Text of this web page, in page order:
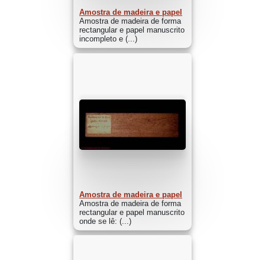
Amostra de madeira e papel
Amostra de madeira de forma
rectangular e papel manuscrito
incompleto e (...)
Amostra de madeira e papel
Amostra de madeira de forma
rectangular e papel manuscrito
onde se lê: (...)